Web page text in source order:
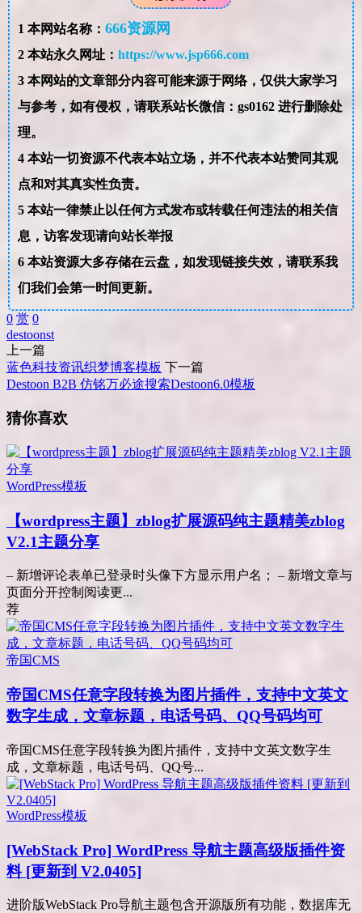
1 本网站名称： 666资源网
2本站永久网址： https://www.jsp666.com
3本网站的文章部分内容可能来源于网络，仅供大家学习
与参考，如有侵权，请联系站长微信：gs0162 进行删除处
理。
4本站一切资源不代表本站立场，并不代表本站赞同其观
点和对其真实性负责。
5本站一律禁止以任何方式发布或转载任何违法的相关信
息，访客发现请向站长举报
6本站资源大多存储在云盘，如发现链接失效，请联系我
们我们会第一时间更新。
0 赏 0
destoonst
上一篇
蓝色科技资讯织梦博客模板 下一篇
Destoon B2B 仿铭万必途搜索Destoon6.0模板
猜你喜欢
WordPress模板
【wordpress主题】zblog扩展源码纯主题精美zblog
V2.1主题分享
– 新增评论表单已登录时头像下方显示用户名； – 新增文章与
页面分开控制阅读更...
荐
帝国CMS
帝国CMS任意字段转换为图片插件，支持中文英文
数字生成，文章标题，电话号码、QQ号码均可
帝国CMS任意字段转换为图片插件，支持中文英文数字生
成，文章标题，电话号码、QQ号...
WordPress模板
[WebStack Pro] WordPress 导航主题高级版插件资
料 [更新到 V2.0405]
进阶版WebStack Pro导航主题包含开源版所有功能，数据库无